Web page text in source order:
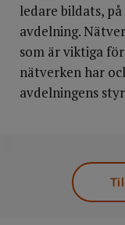
ledare bildats,
avdelning.
som är viktiga
nätverken har
avdelningens